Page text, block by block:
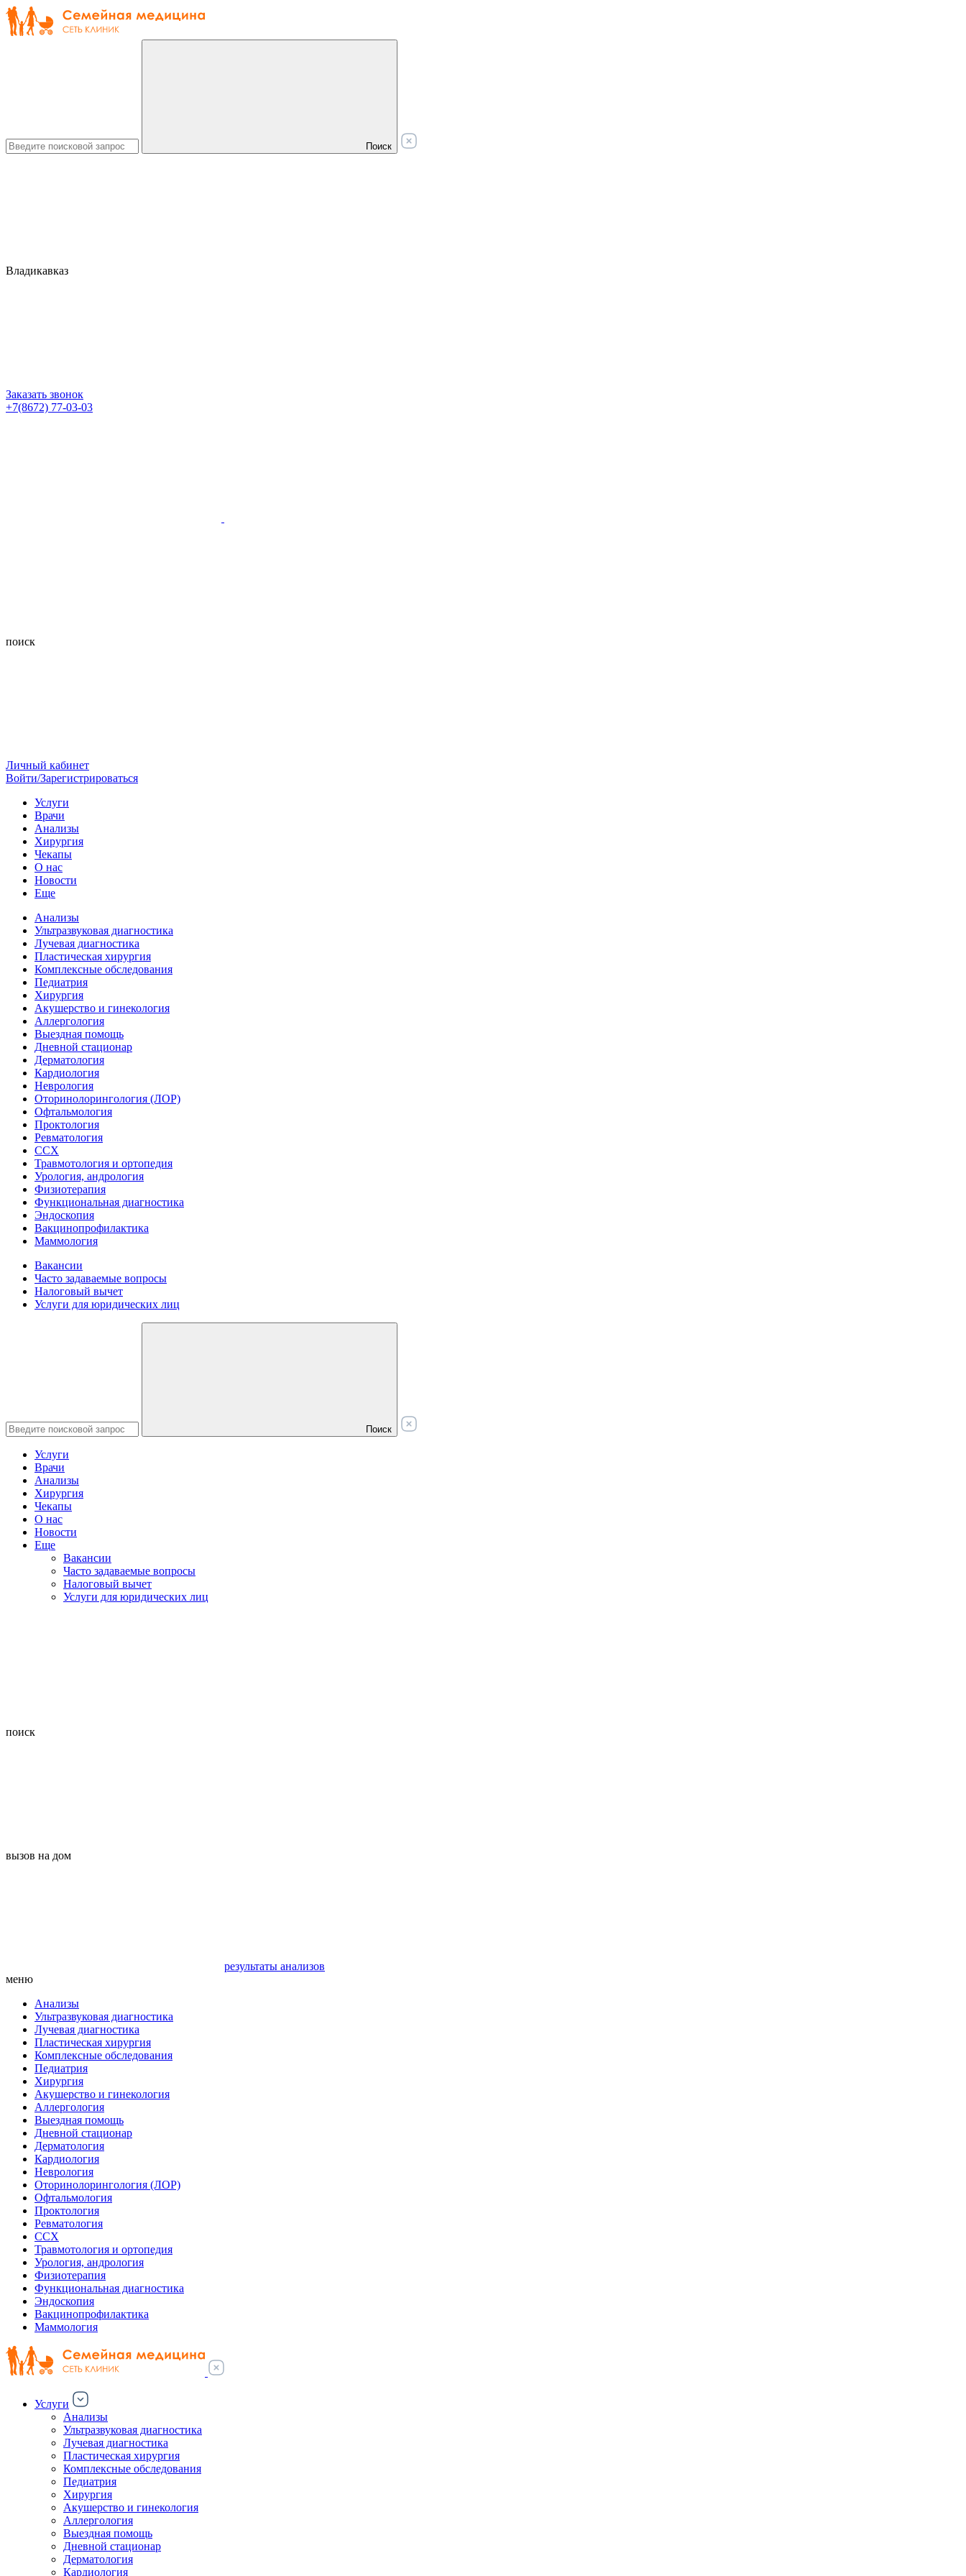
Поиск
Владикавказ
Заказать звонок
+7(8672) 77-03-03
поиск
Личный кабинет
Войти/Зарегистрироваться
Услуги
Врачи
Анализы
Хирургия
Чекапы
О нас
Новости
Еще
Анализы
Ультразвуковая диагностика
Лучевая диагностика
Пластическая хирургия
Комплексные обследования
Педиатрия
Хирургия
Акушерство и гинекология
Аллергология
Выездная помощь
Дневной стационар
Дерматология
Кардиология
Неврология
Оторинолорингология (ЛОР)
Офтальмология
Проктология
Ревматология
ССХ
Травмотология и ортопедия
Урология, андрология
Физиотерапия
Функциональная диагностика
Эндоскопия
Вакцинопрофилактика
Маммология
Вакансии
Часто задаваемые вопросы
Налоговый вычет
Услуги для юридических лиц
Поиск
Услуги
Врачи
Анализы
Хирургия
Чекапы
О нас
Новости
Еще
Вакансии
Часто задаваемые вопросы
Налоговый вычет
Услуги для юридических лиц
поиск
вызов на дом
результаты анализов
меню
Анализы
Ультразвуковая диагностика
Лучевая диагностика
Пластическая хирургия
Комплексные обследования
Педиатрия
Хирургия
Акушерство и гинекология
Аллергология
Выездная помощь
Дневной стационар
Дерматология
Кардиология
Неврология
Оторинолорингология (ЛОР)
Офтальмология
Проктология
Ревматология
ССХ
Травмотология и ортопедия
Урология, андрология
Физиотерапия
Функциональная диагностика
Эндоскопия
Вакцинопрофилактика
Маммология
Услуги
Анализы
Ультразвуковая диагностика
Лучевая диагностика
Пластическая хирургия
Комплексные обследования
Педиатрия
Хирургия
Акушерство и гинекология
Аллергология
Выездная помощь
Дневной стационар
Дерматология
Кардиология